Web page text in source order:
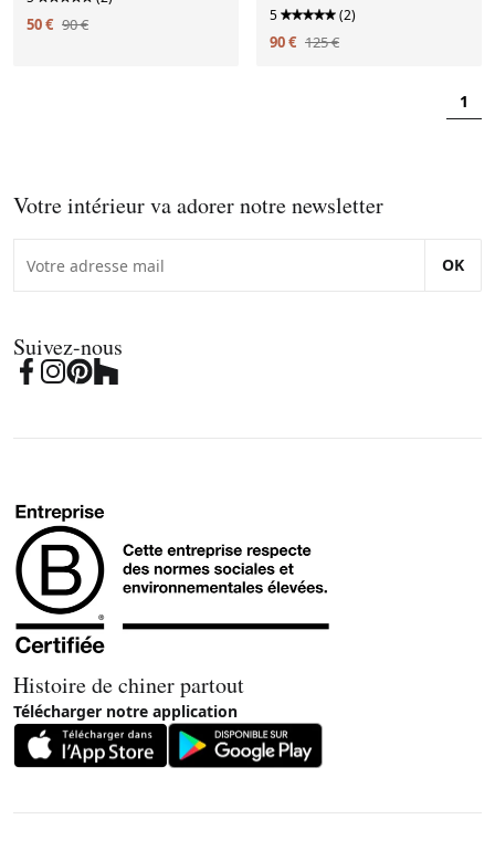
50 € 90 € 5 (2)
90 € 125 €
1
Votre intérieur va adorer notre newsletter
OK
Suivez-nous
Histoire de chiner partout
Télécharger notre application